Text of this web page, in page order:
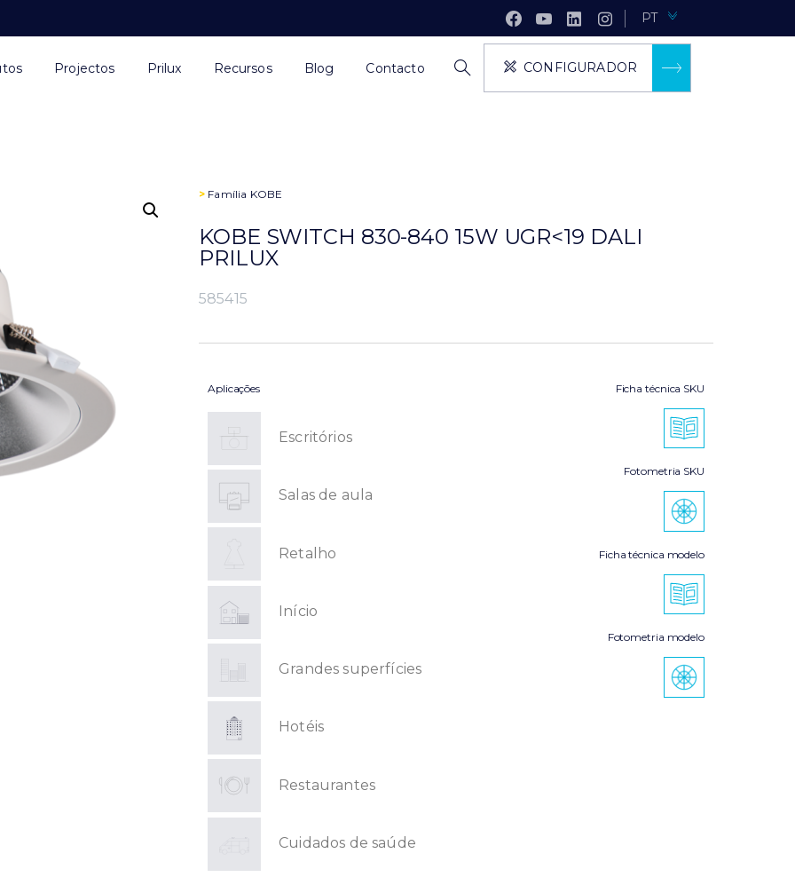
PT
Projectos Prilux Recursos Blog Contacto CONFIGURADOR
> Família KOBE
KOBE SWITCH 830-840 15W UGR<19 DALI
PRILUX
585415
Aplicações
Escritórios
Salas de aula
Retalho
Início
Grandes superfícies
Hotéis
Restaurantes
Cuidados de saúde
Ficha técnica SKU
Fotometria SKU
Ficha técnica modelo
Fotometria modelo